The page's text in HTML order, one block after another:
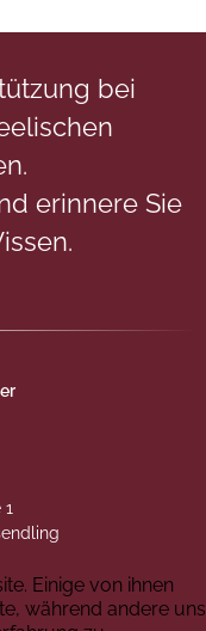
bei
erinnere Sie
Einige von ihnen
während andere uns